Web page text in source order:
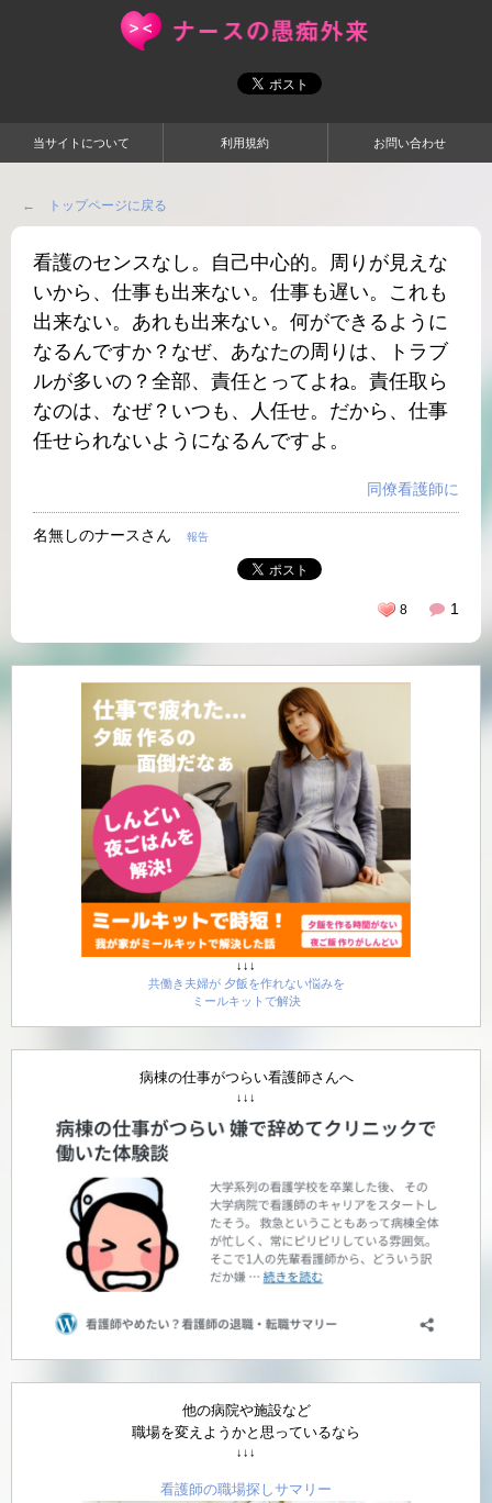
当サイトについて 利用規約 お問い合わせ
← トップページに戻る
看護のセンスなし。自己中心的。周りが見えな
いから、仕事も出来ない。仕事も遅い。これも
出来ない。あれも出来ない。何ができるように
なるんですか？なぜ、あなたの周りは、トラブ
ルが多いの？全部、責任とってよね。責任取ら
なのは、なぜ？いつも、人任せ。だから、仕事
任せられないようになるんですよ。
同僚看護師に
名無しのナースさん 報告
1
8
↓↓↓
共働き夫婦が 夕飯を作れない悩みを
ミールキットで解決
病棟の仕事がつらい看護師さんへ
↓↓↓
他の病院や施設など
職場を変えようかと思っているなら
↓↓↓
看護師の職場探しサマリー